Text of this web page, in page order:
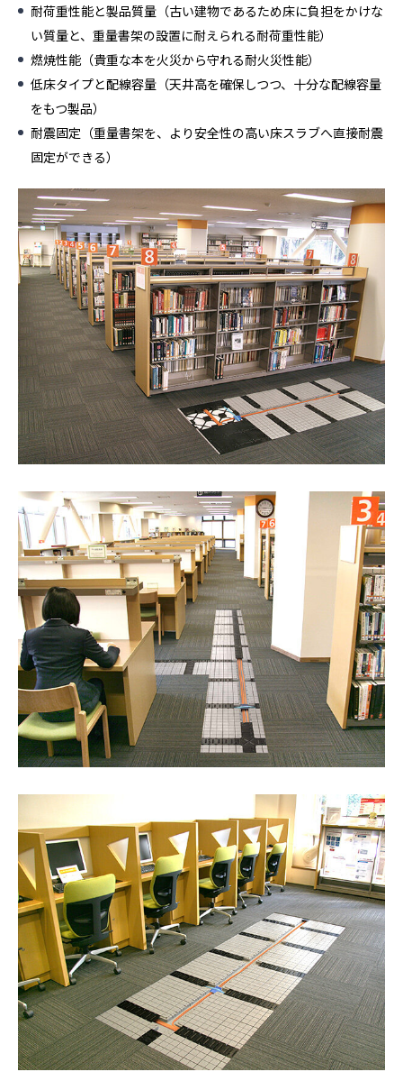
耐荷重性能と製品質量（古い建物であるため床に負担をかけな
い質量と、重量書架の設置に耐えられる耐荷重性能）
燃焼性能（貴重な本を火災から守れる耐火災性能）
低床タイプと配線容量（天井高を確保しつつ、十分な配線容量
をもつ製品）
耐震固定（重量書架を、より安全性の高い床スラブへ直接耐震
固定ができる）